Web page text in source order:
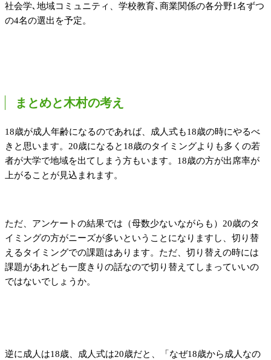
社会学､地域コミュニティ、学校教育､商業関係の各分野1名ずつ
の4名の選出を予定。
まとめと木村の考え
18歳が成人年齢になるのであれば、成人式も18歳の時にやるべ
きと思います。20歳になると18歳のタイミングよりも多くの若
者が大学で地域を出てしまう方もいます。18歳の方が出席率が
上がることが見込まれます。
ただ、アンケートの結果では（母数少ないながらも）20歳のタ
イミングの方がニーズが多いということになりますし、切り替
えるタイミングでの課題はあります。ただ、切り替えの時には
課題があれども一度きりの話なので切り替えてしまっていいの
ではないでしょうか。
逆に成人は18歳、成人式は20歳だと、「なぜ18歳から成人なの